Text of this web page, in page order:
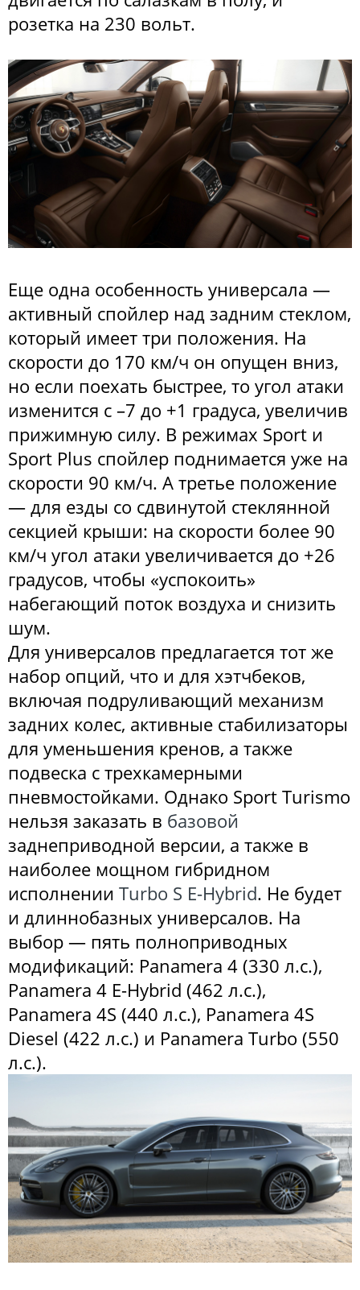
розетка на 230 вольт.
Еще одна особенность универсала —
активный спойлер над задним стеклом,
который имеет три положения. На
скорости до 170 км/ч он опущен вниз,
но если поехать быстрее, то угол атаки
изменится с –7 до +1 градуса, увеличив
прижимную силу. В режимах Sport и
Sport Plus спойлер поднимается уже на
скорости 90 км/ч. А третье положение
— для езды со сдвинутой стеклянной
секцией крыши: на скорости более 90
км/ч угол атаки увеличивается до +26
градусов, чтобы «успокоить»
набегающий поток воздуха и снизить
шум.
Для универсалов предлагается тот же
набор опций, что и для хэтчбеков,
включая подруливающий механизм
задних колес, активные стабилизаторы
для уменьшения кренов, а также
подвеска с трехкамерными
пневмостойками. Однако Sport Turismo
нельзя заказать в базовой
заднеприводной версии, а также в
наиболее мощном гибридном
исполнении Turbo S E-Hybrid. Не будет
и длиннобазных универсалов. На
выбор — пять полноприводных
модификаций: Panamera 4 (330 л.с.),
Panamera 4 E-Hybrid (462 л.с.),
Panamera 4S (440 л.с.), Panamera 4S
Diesel (422 л.с.) и Panamera Turbo (550
л.с.).